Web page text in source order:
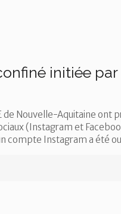
initiée par
Nouvelle-Aquitaine ont
(Instagram et
compte Instagram a été